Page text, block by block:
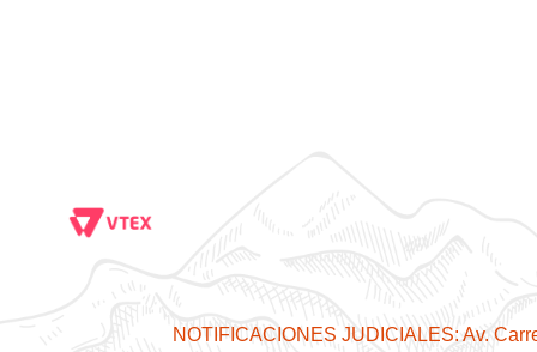
NOTIFICACIONES JUDICIALES: Av.